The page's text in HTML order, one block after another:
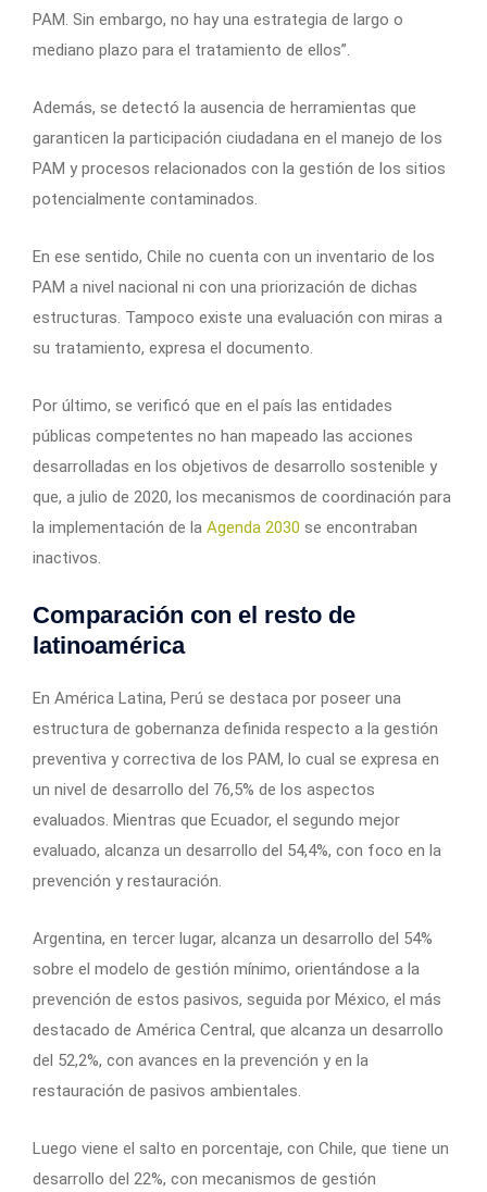
PAM. Sin embargo, no hay una estrategia de largo o
mediano plazo para el tratamiento de ellos”.
Además, se detectó la ausencia de herramientas que
garanticen la participación ciudadana en el manejo de los
PAM y procesos relacionados con la gestión de los sitios
potencialmente contaminados.
En ese sentido, Chile no cuenta con un inventario de los
PAM a nivel nacional ni con una priorización de dichas
estructuras. Tampoco existe una evaluación con miras a
su tratamiento, expresa el documento.
Por último, se verificó que en el país las entidades
públicas competentes no han mapeado las acciones
desarrolladas en los objetivos de desarrollo sostenible y
que, a julio de 2020, los mecanismos de coordinación para
la implementación de la Agenda 2030 se encontraban
inactivos.
Comparación con el resto de
latinoamérica
En América Latina, Perú se destaca por poseer una
estructura de gobernanza definida respecto a la gestión
preventiva y correctiva de los PAM, lo cual se expresa en
un nivel de desarrollo del 76,5% de los aspectos
evaluados. Mientras que Ecuador, el segundo mejor
evaluado, alcanza un desarrollo del 54,4%, con foco en la
prevención y restauración.
Argentina, en tercer lugar, alcanza un desarrollo del 54%
sobre el modelo de gestión mínimo, orientándose a la
prevención de estos pasivos, seguida por México, el más
destacado de América Central, que alcanza un desarrollo
del 52,2%, con avances en la prevención y en la
restauración de pasivos ambientales.
Luego viene el salto en porcentaje, con Chile, que tiene un
desarrollo del 22%, con mecanismos de gestión